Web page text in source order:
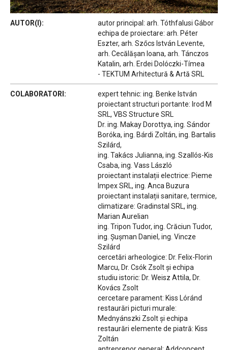
AUTOR(I):
autor principal: arh. Tóthfalusi Gábor
echipa de proiectare: arh. Péter
Eszter, arh. Szőcs István Levente,
arh. Cecălășan Ioana, arh. Tánczos
Katalin, arh. Erdei Dolóczki-Tímea
- TEKTUM Arhitectură & Artă SRL
COLABORATORI:
expert tehnic: ing. Benke István
proiectant structuri portante: Irod M
SRL, VBS Structure SRL
Dr. ing. Makay Dorottya, ing. Sándor
Boróka, ing. Bárdi Zoltán, ing. Bartalis
Szilárd,
ing. Takács Julianna, ing. Szallós-Kis
Csaba, ing. Vass László
proiectant instalații electrice: Pieme
Impex SRL, ing. Anca Buzura
proiectant instalații sanitare, termice,
climatizare: Gradinstal SRL, ing.
Marian Aurelian
ing. Tripon Tudor, ing. Crăciun Tudor,
ing. Șușman Daniel, ing. Vincze
Szilárd
cercetări arheologice: Dr. Felix-Florin
Marcu, Dr. Csók Zsolt și echipa
studiu istoric: Dr. Weisz Attila, Dr.
Kovács Zsolt
cercetare parament: Kiss Lóránd
restaurări picturi murale:
Mednyánszki Zsolt și echipa
restaurări elemente de piatră: Kiss
Zoltán